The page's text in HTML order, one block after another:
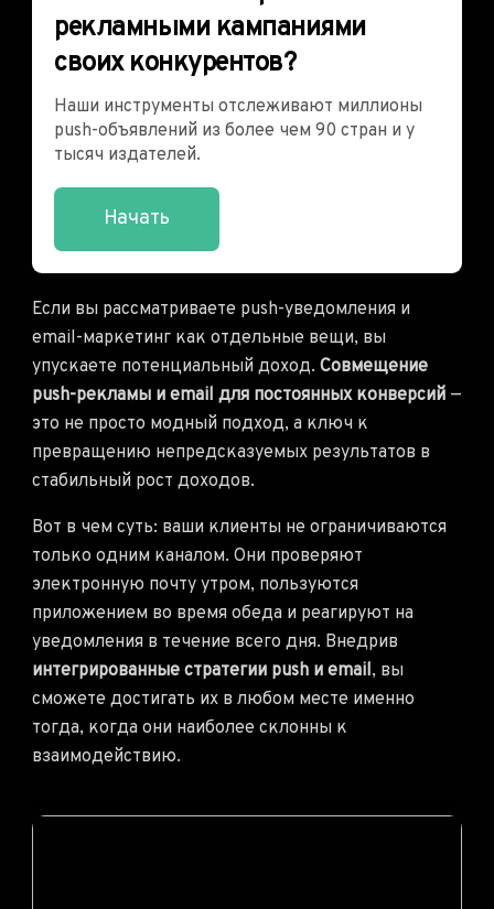
рекламными кампаниями
своих конкурентов?
Наши инструменты отслеживают миллионы
push-объявлений из более чем 90 стран и у
тысяч издателей.
Начать
Если вы рассматриваете push-уведомления и
email-маркетинг как отдельные вещи, вы
упускаете потенциальный доход. Совмещение
push-рекламы и email для постоянных конверсий —
это не просто модный подход, а ключ к
превращению непредсказуемых результатов в
стабильный рост доходов.
Вот в чем суть: ваши клиенты не ограничиваются
только одним каналом. Они проверяют
электронную почту утром, пользуются
приложением во время обеда и реагируют на
уведомления в течение всего дня. Внедрив
интегрированные стратегии push и email, вы
сможете достигать их в любом месте именно
тогда, когда они наиболее склонны к
взаимодействию.